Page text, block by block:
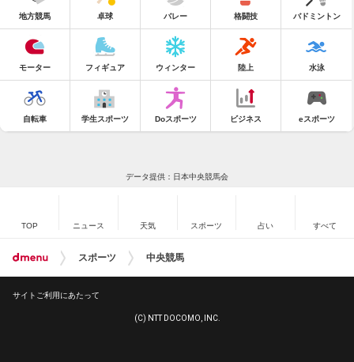
地方競馬 卓球 バレー 格闘技 バドミントン
モーター フィギュア ウィンター 陸上 水泳
自転車 学生スポーツ Doスポーツ ビジネス eスポーツ
データ提供：日本中央競馬会
TOP ニュース 天気 スポーツ 占い すべて
スポーツ 中央競馬
サイトご利用にあたって
(C) NTT DOCOMO, INC.